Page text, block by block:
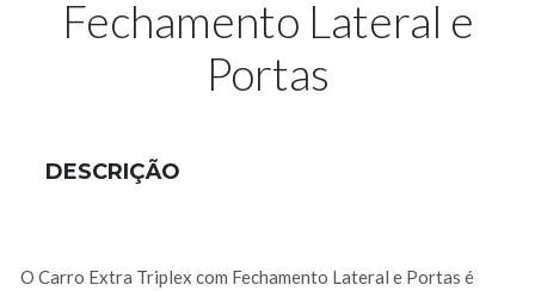
Fechamento Lateral e
Portas
DESCRIÇÃO
O Carro Extra Triplex com Fechamento Lateral e Portas é